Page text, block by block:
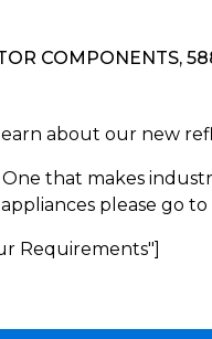
COMPONENTS,
about our new
that makes
please go
Requirements"]